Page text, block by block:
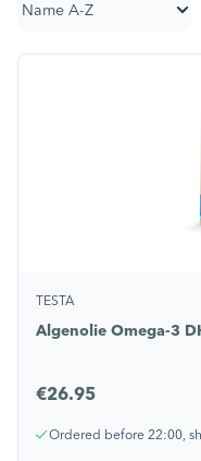
TESTA
Algenolie Omega-3
€26.95
Ordered before 22:00,